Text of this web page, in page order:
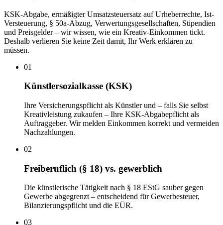
KSK-Abgabe, ermäßigter Umsatzsteuersatz auf Urheberrechte, Ist-
Versteuerung, § 50a-Abzug, Verwertungsgesellschaften, Stipendien
und Preisgelder – wir wissen, wie ein Kreativ-Einkommen tickt.
Deshalb verlieren Sie keine Zeit damit, Ihr Werk erklären zu
müssen.
01
Künstlersozialkasse (KSK)
Ihre Versicherungspflicht als Künstler und – falls Sie selbst
Kreativleistung zukaufen – Ihre KSK-Abgabepflicht als
Auftraggeber. Wir melden Einkommen korrekt und vermeiden
Nachzahlungen.
02
Freiberuflich (§ 18) vs. gewerblich
Die künstlerische Tätigkeit nach § 18 EStG sauber gegen
Gewerbe abgegrenzt – entscheidend für Gewerbesteuer,
Bilanzierungspflicht und die EÜR.
03